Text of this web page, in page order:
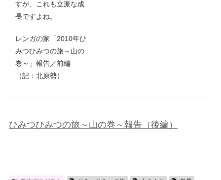
すが、これも立派な成
長ですよね。
レンガの家「2010年ひ
みつひみつの旅～山の
巻～」報告／前編
（記：北原勢）
ひみつひみつの旅～山の巻～報告（後編）